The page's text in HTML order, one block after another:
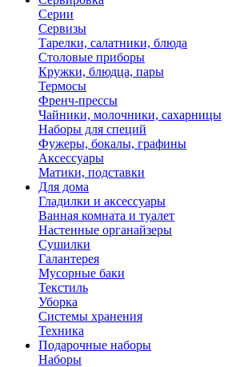
Серии
Сервизы
Тарелки, салатники, блюда
Столовые приборы
Кружки, блюдца, пары
Термосы
Френч-прессы
Чайники, молочники, сахарницы
Наборы для специй
Фужеры, бокалы, графины
Аксессуары
Матики, подставки
Для дома
Гладилки и аксессуары
Ванная комната и туалет
Настенные органайзеры
Сушилки
Галантерея
Мусорные баки
Текстиль
Уборка
Системы хранения
Техника
Подарочные наборы
Наборы